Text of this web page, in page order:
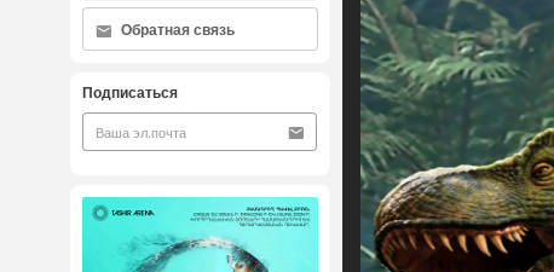
Обратная связь
Подписаться